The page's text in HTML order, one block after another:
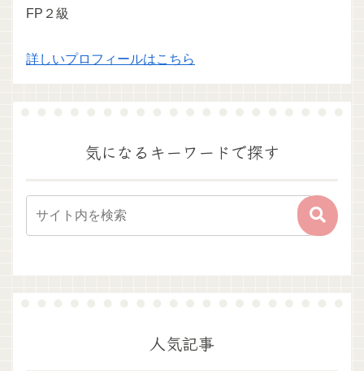
FP２級
詳しいプロフィールはこちら
気になるキーワードで探す
人気記事